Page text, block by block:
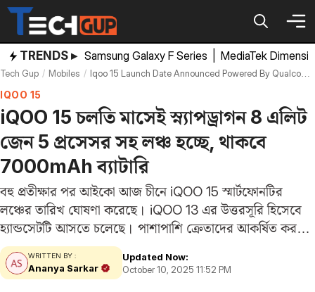
Skip
content
TRENDS ▸ Samsung Galaxy F Series MediaTek
Tech Gup Mobiles Iqoo 15 Launch Date Announced Powered By Qualcomm Snapdragon 8 Elite Gen 5 Chipset Others Specifications
IQOO 15
iQOO 15 চলতি মাসেই স্ন্যাপড্রাগন 8 এলিট
জেন 5 প্রসেসর সহ লঞ্চ হচ্ছে, থাকবে
7000mAh ব্যাটারি
বহু প্রতীক্ষার পর আইকো আজ চীনে iQOO 15 স্মার্টফোনটির
লঞ্চের তারিখ ঘোষণা করেছে। iQOO 13 এর উত্তরসূরি হিসেবে
হ্যান্ডসেটটি আসতে চলেছে। পাশাপাশি ক্রেতাদের আকর্ষিত করতে
চীনা স্মার্টফোন ব্র্যান্ডটি এই ডিভাইসের কালার অপশন এবং
ডিজাইনও প্রকাশ করেছে। এটি চারটি রঙের বিকল্পে…
WRITTEN BY :
Ananya Sarkar
Updated Now:
October 10, 2025 11:52 PM